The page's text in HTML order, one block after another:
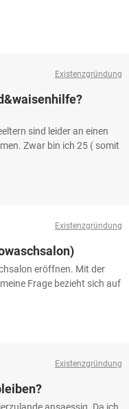
Existenzgründung
sind leider an einen
Zwar bin ich 25 ( somit
Existenzgründung
eröffnen. Mit der
Frage bezieht sich auf
Existenzgründung